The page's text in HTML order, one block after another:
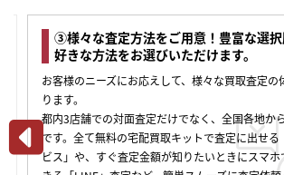
③様々な査定方法をご用意！豊富な選
好きな方法をお選びいただけます。
お客様のニーズにお応えして、様々な買取査定の
ります。
都内3店舗での対面査定だけでなく、全国各地か
です。全て無料の宅配買取キットで査定に出せる
ビス」や、すぐ査定金額が知りたいときにスマホ